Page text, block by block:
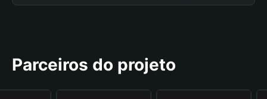
Parceiros do projeto